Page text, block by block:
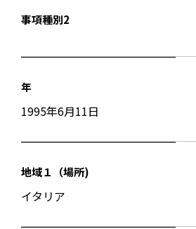
事項種別2
年
1995年6月11日
地域１（場所)
イタリア